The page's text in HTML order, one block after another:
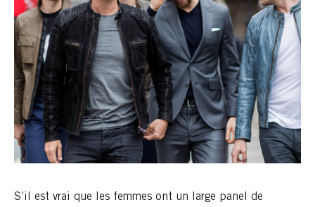
S’il est vrai que les femmes ont un large panel de